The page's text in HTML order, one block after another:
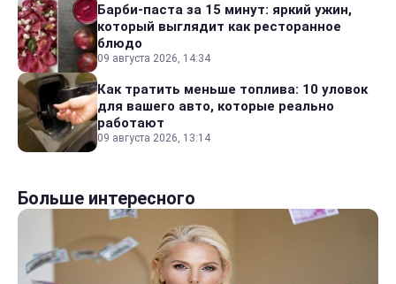
Барби-паста за 15 минут: яркий ужин,
который выглядит как ресторанное
блюдо
09 августа 2026, 14:34
Как тратить меньше топлива: 10 уловок
для вашего авто, которые реально
работают
09 августа 2026, 13:14
Больше интересного